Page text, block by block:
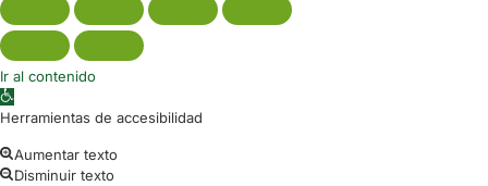
Ir al contenido
Abrir barra de herramientas
Herramientas de accesibilidad
Aumentar texto
Disminuir texto